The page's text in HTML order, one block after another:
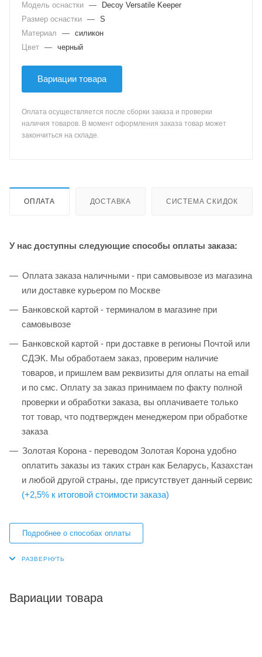
Модель оснастки —
Decoy Versatile Keeper
Размер оснастки — S
Материал
— силикон
Цвет — черный
Вариации товара
Оплата осуществляется после сборки заказа и проверки
наличия товаров. В момент оформления заказа товар может
закончиться на складе.
ОПЛАТА ДОСТАВКА СИСТЕМА СКИДОК
У нас доступны следующие способы оплаты заказа:
Оплата заказа наличными - при самовывозе из магазина
или доставке курьером по Москве
Банковской картой - терминалом в магазине при
самовывозе
Банковской картой - при доставке в регионы Почтой или
СДЭК. Мы обработаем заказ, проверим наличие
товаров, и пришлем вам реквизиты для оплаты на email
и по смс. Оплату за заказ принимаем по факту полной
проверки и обработки заказа, вы оплачиваете только
тот товар, что подтвержден менеджером при обработке
заказа
Золотая Корона - переводом Золотая Корона удобно
оплатить заказы из таких стран как Беларусь, Казахстан
и любой другой страны, где присутствует данный сервис
(+2,5% к итоговой стоимости заказа)
Подробнее о способах оплаты
Вариации товара